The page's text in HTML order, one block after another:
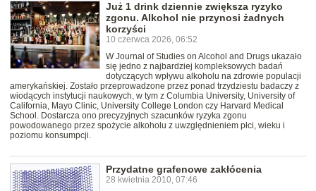
Już 1 drink dziennie zwiększa ryzyko
zgonu. Alkohol nie przynosi żadnych
korzyści
10 czerwca 2026, 06:52
W Journal of Studies on Alcohol and Drugs ukazało
się jedno z najbardziej kompleksowych badań
dotyczących wpływu alkoholu na zdrowie populacji
amerykańskiej. Zostało przeprowadzone przez ponad trzydziestu badaczy z
wiodących instytucji naukowych, w tym z Columbia University, University of
California, Mayo Clinic, University College London czy Harvard Medical
School. Dostarcza ono precyzyjnych szacunków ryzyka zgonu
powodowanego przez spożycie alkoholu z uwzględnieniem płci, wieku i
poziomu konsumpcji.
Przydatne grafenowe zakłócenia
28 kwietnia 2010, 07:46